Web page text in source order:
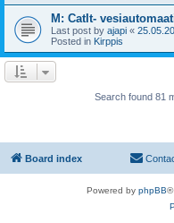
M: CatIt-
Last post by ajapi «
Posted in Kirppis
Search found 81
Board index
Powered by phpBB®